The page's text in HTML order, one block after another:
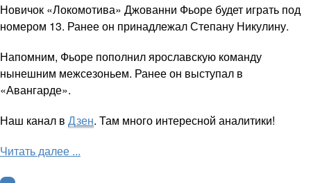
Новичок «Локомотива» Джованни Фьоре будет играть под
номером 13. Ранее он принадлежал Степану Никулину.
Напомним, Фьоре пополнил ярославскую команду
нынешним межсезоньем. Ранее он выступал в
«Авангарде».
Наш канал в Дзен. Там много интересной аналитики!
Читать далее ...